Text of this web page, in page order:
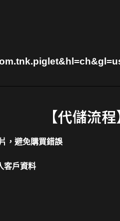
【代儲流程
，避免購買錯誤
客戶資料